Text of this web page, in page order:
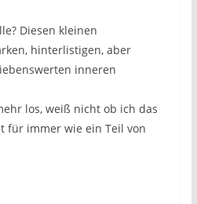
Diesen kleinen
hinterlistigen, aber
inneren
los, weiß nicht ob ich das
für immer wie ein Teil von